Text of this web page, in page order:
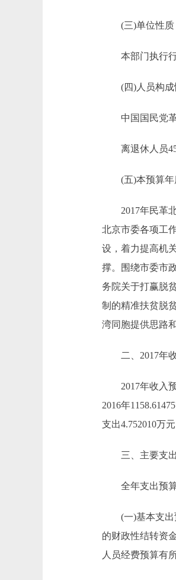
(三)单位性质
本部门执行行
(四)人员构成
中国国民党革
离退休人员45
(五)本预算年
2017年民革北
北京市委各项工
设，着力提高机
撑。围绕市委市
务院关于打赢脱
制的精准扶贫脱
湾同胞提供思路
二、2017年收
2017年收入预
2016年
支出4.752010万元
三、主要支
全年支出预算
(一)基本支出预
的财政性结转资
人员经费预算有